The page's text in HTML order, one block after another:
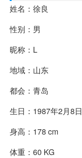
姓名：徐良
性别：男
昵称：L
地域：山东
都会：青岛
生日：1987年2月8日
身高：178 cm
体重：60 KG